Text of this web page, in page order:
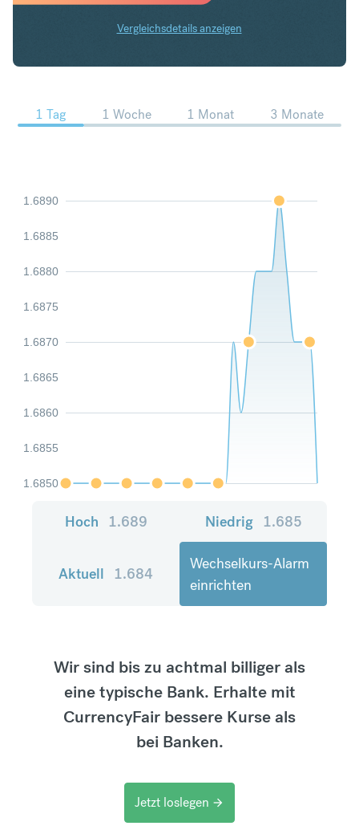
Vergleichsdetails anzeigen
USD in NZD Trends
1 Tag 1 Woche 1 Monat 3 Monate
1.6850
1.6855
1.6860
1.6865
1.6870
1.6875
1.6880
1.6885
1.6890
Hoch 1.689 Niedrig 1.685
Aktuell 1.684
Wechselkurs-Alarm
einrichten
Wir sind bis zu achtmal billiger als
eine typische Bank. Erhalte mit
CurrencyFair bessere Kurse als
bei Banken.
Jetzt loslegen arrow_forward